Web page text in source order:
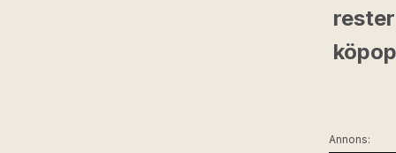
Annons: